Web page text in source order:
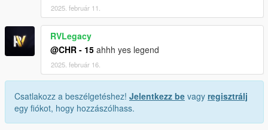
2025. február 11.
RVLegacy
@CHR - 15 ahhh yes legend
2025. február 16.
Csatlakozz a beszélgetéshez! Jelentkezz be vagy regisztrálj
egy fiókot, hogy hozzászólhass.